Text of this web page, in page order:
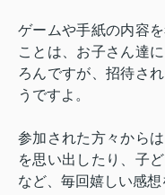
ゲームや手紙の内容
ことは、お子さん達
ろんですが、招待さ
うですよ。
参加された方々から
を思い出したり、子
など、毎回嬉しい感想